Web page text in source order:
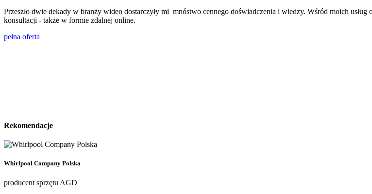
Przeszło dwie dekady w branży wideo dostarczyły mi mnóstwo cennego doświadczenia i wiedzy. Wśród moich
konsultacji - także w formie zdalnej online.
pełna oferta
Rekomendacje
Whirlpool Company Polska
producent sprzętu AGD